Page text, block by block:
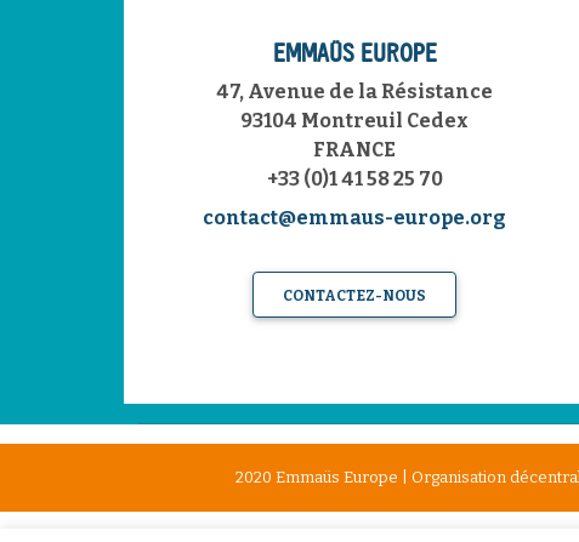
EMMAÜS EUROPE
47, Avenue de la Résistance
93104 Montreuil Cedex
FRANCE
+33 (0)1 41 58 25 70
contact@emmaus-europe.org
CONTACTEZ-NOUS
2020 Emmaüs Europe | Organisation